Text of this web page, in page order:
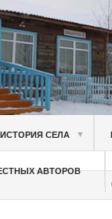
ИСТОРИЯ СЕЛА ▼
АВТОРОВ